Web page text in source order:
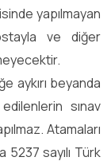
yapılmayan
ve diğer
aykırı beyanda
sınav
Atamaları
5237 sayılı Türk